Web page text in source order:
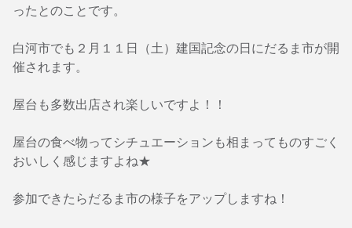
ったとのことです。
白河市でも２月１１日（土）建国記念の日にだるま市が開
催されます。
屋台も多数出店され楽しいですよ！！
屋台の食べ物ってシチュエーションも相まってものすごく
おいしく感じますよね★
参加できたらだるま市の様子をアップしますね！